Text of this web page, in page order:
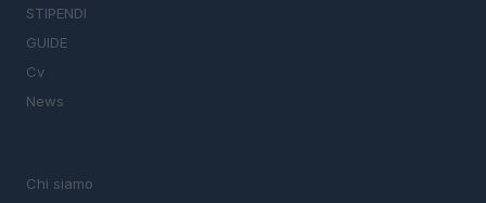
STIPENDI
GUIDE
Cv
News
Chi siamo